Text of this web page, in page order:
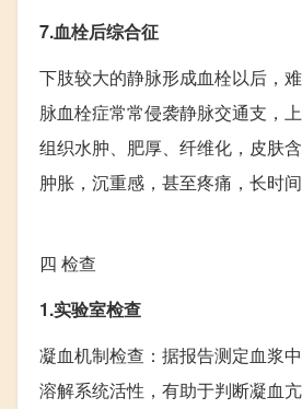
7.血栓后综合征
下肢较大的静脉形成血栓以后，
脉血栓症常常侵袭静脉交通支，
组织水肿、肥厚、纤维化，皮肤
肿胀，沉重感，甚至疼痛，长时
四 检查
1.实验室检查
凝血机制检查：据报告测定血浆
溶解系统活性，有助于判断凝血